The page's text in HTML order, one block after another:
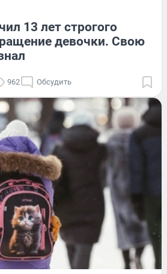
13 лет строгого
девочки. Свою
962 Обсудить